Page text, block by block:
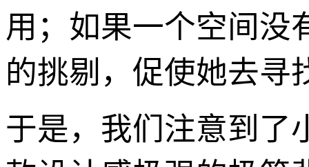
用；如果一个空间没
的挑剔，促使她去寻
于是，我们注意到了